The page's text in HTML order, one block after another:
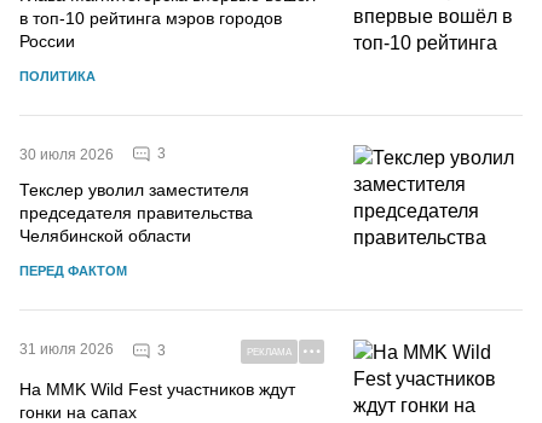
в топ-10 рейтинга мэров городов
России
ПОЛИТИКА
30 июля 2026 3
Текслер уволил заместителя
председателя правительства
Челябинской области
ПЕРЕД ФАКТОМ
31 июля 2026 3 РЕКЛАМА
На MMK Wild Fest участников ждут
гонки на сапах